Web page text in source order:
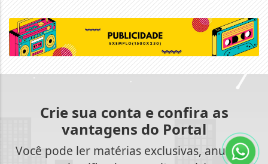
Crie sua conta e confira as
vantagens do Portal
Você pode ler matérias exclusivas, anunciar